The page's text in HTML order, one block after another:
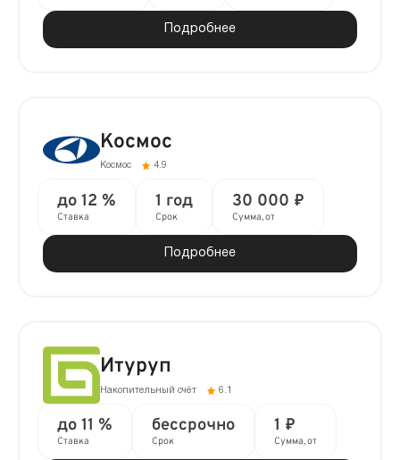
Подробнее
Космос
Космос 4.9
до 12 %
Ставка
1 год
Срок
30 000 ₽
Сумма, от
Подробнее
Итуруп
Накопительный счёт 6.1
до 11 %
Ставка
бессрочно
Срок
1 ₽
Сумма, от